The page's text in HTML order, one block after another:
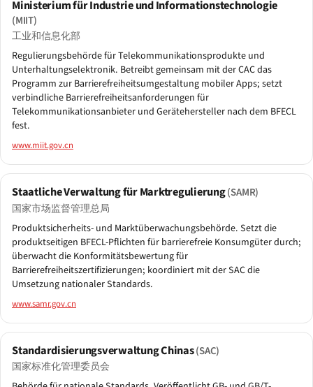
Ministerium für Industrie und Informationstechnologie
(MIIT)
工业和信息化部
Regulierungsbehörde für Telekommunikationsprodukte und
Unterhaltungselektronik. Betreibt gemeinsam mit der CAC das
Programm zur Barrierefreiheitsumgestaltung mobiler Apps; setzt
verbindliche Barrierefreiheitsanforderungen für
Telekommunikationsanbieter und Gerätehersteller nach dem BFECL
fest.
www.miit.gov.cn
Staatliche Verwaltung für Marktregulierung(SAMR)
国家市场监督管理总局
Produktsicherheits- und Marktüberwachungsbehörde. Setzt die
produktseitigen BFECL-Pflichten für barrierefreie Konsumgüter durch;
überwacht die Konformitätsbewertung für
Barrierefreiheitszertifizierungen; koordiniert mit der SAC die
Umsetzung nationaler Standards.
www.samr.gov.cn
Standardisierungsverwaltung Chinas(SAC)
国家标准化管理委员会